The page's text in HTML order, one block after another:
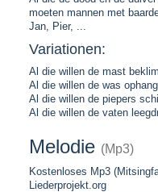
moeten mannen met
Jan, Pier, ...
Variationen:
Al die willen de mast
Al die willen de was
Al die willen de piepers
Al die willen de vaten
Melodie (Mp3)
Kostenloses Mp3
Liederprojekt.org